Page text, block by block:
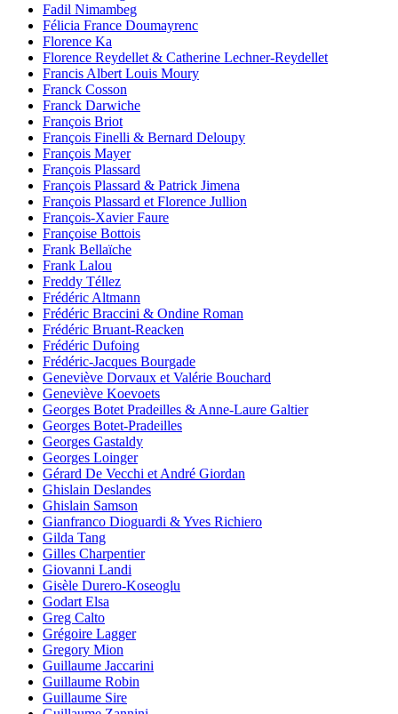
Fadil Nimambeg
Félicia France Doumayrenc
Florence Ka
Florence Reydellet & Catherine Lechner-Reydellet
Francis Albert Louis Moury
Franck Cosson
Franck Darwiche
François Briot
François Finelli & Bernard Deloupy
François Mayer
François Plassard
François Plassard & Patrick Jimena
François Plassard et Florence Jullion
François-Xavier Faure
Françoise Bottois
Frank Bellaïche
Frank Lalou
Freddy Téllez
Frédéric Altmann
Frédéric Braccini & Ondine Roman
Frédéric Bruant-Reacken
Frédéric Dufoing
Frédéric-Jacques Bourgade
Geneviève Dorvaux et Valérie Bouchard
Geneviève Koevoets
Georges Botet Pradeilles & Anne-Laure Galtier
Georges Botet-Pradeilles
Georges Gastaldy
Georges Loinger
Gérard De Vecchi et André Giordan
Ghislain Deslandes
Ghislain Samson
Gianfranco Dioguardi & Yves Richiero
Gilda Tang
Gilles Charpentier
Giovanni Landi
Gisèle Durero-Koseoglu
Godart Elsa
Greg Calto
Grégoire Lagger
Gregory Mion
Guillaume Jaccarini
Guillaume Robin
Guillaume Sire